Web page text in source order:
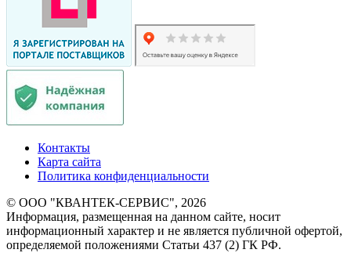
Контакты
Карта сайта
Политика конфиденциальности
© ООО "КВАНТЕК-СЕРВИС", 2026
Информация, размещенная на данном сайте, носит
информационный характер и не является публичной офертой,
определяемой положениями Статьи 437 (2) ГК РФ.